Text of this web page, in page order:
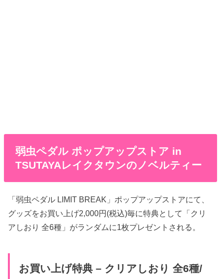
弱虫ペダル ポップアップストア in
TSUTAYAレイクタウンのノベルティー
「弱虫ペダル LIMIT BREAK」ポップアップストアにて、
グッズをお買い上げ2,000円(税込)毎に特典として「クリ
アしおり 全6種」がランダムに1枚プレゼントされる。
お買い上げ特典 – クリアしおり 全6種/